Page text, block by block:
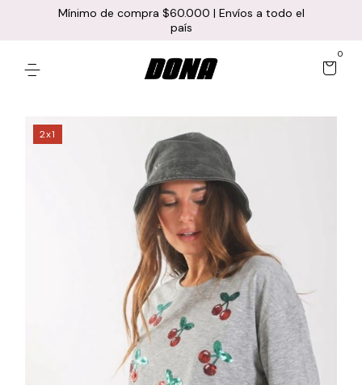
Mínimo de compra $60.000 | Envíos a todo el
país
0
2x1